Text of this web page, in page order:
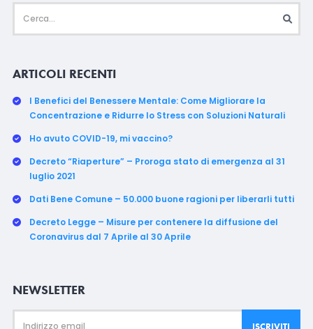
ARTICOLI RECENTI
I Benefici del Benessere Mentale: Come Migliorare la
Concentrazione e Ridurre lo Stress con Soluzioni Naturali
Ho avuto COVID-19, mi vaccino?
Decreto “Riaperture” – Proroga stato di emergenza al 31
luglio 2021
Dati Bene Comune – 50.000 buone ragioni per liberarli tutti
Decreto Legge – Misure per contenere la diffusione del
Coronavirus dal 7 Aprile al 30 Aprile
NEWSLETTER